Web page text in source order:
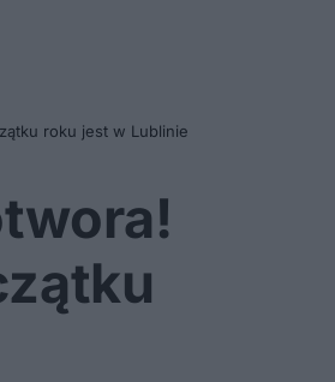
roku jest w Lublinie